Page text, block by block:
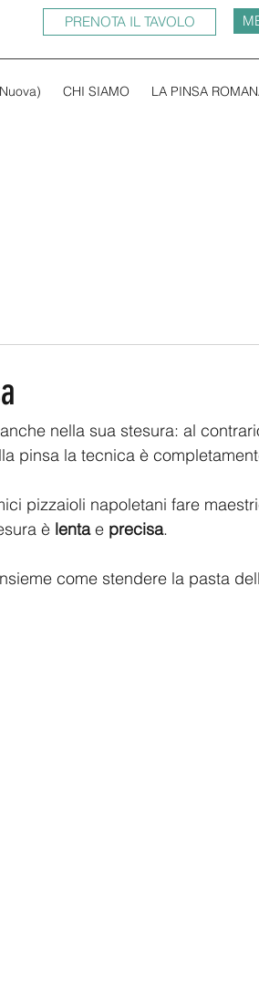
PRENOTA IL TAVOLO
CHI SIAMO LA PINSA
nella sua stesura: al
pinsa la tecnica è
è lenta e precisa.
come stendere la pasta